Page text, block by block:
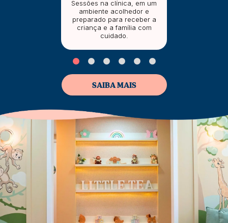
Sessões na clínica, em um
ambiente acolhedor e
preparado para receber a
criança e a família com
cuidado.
SAIBA MAIS